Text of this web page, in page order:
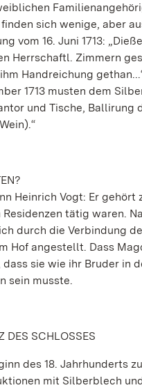
sich wenige, aber
vom 16. Juni 1713:
Herrschaftl. Zimmern
Handreichung
1713 musten dem
und Tische,
Heinrich Vogt: Er
tätig waren.
durch die Verbindung
Hof angestellt. Dass
sie wie ihr Bruder in
sein musste.
DES SCHLOSSES
des 18. Jahrhunderts
mit Silberblech